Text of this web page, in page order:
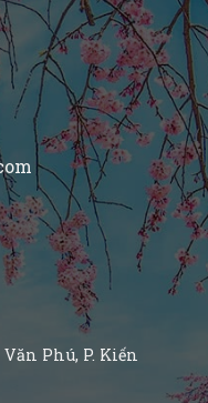
Phú, P. Kiến